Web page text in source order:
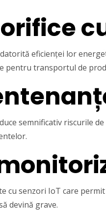
eficienței lor
pentru transportul de
semnificativ riscurile
cu senzori IoT care
devină grave.